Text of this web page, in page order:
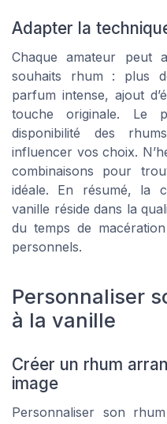
Adapter la
Chaque amateur peut
souhaits rhum : plus
parfum intense, ajout
touche originale. Le
disponibilité des
influencer vos choix.
combinaisons pour
idéale. En résumé, la
vanille réside dans la
du temps de
personnels.
Personnaliser
à la vanille
Créer un rhum
image
Personnaliser son